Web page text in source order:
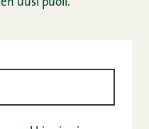
uusi puoli.